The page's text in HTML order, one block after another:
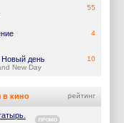
55
4
Новый день
New Day
10
в кино рейтинг
ПРОМО